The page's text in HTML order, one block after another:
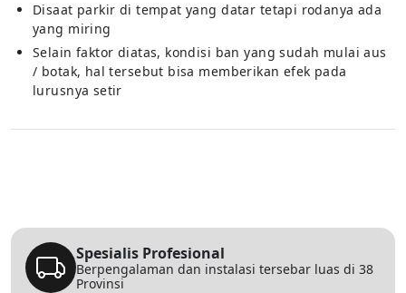
Disaat parkir di tempat yang datar tetapi rodanya ada
yang miring
Selain faktor diatas, kondisi ban yang sudah mulai aus
/ botak, hal tersebut bisa memberikan efek pada
lurusnya setir
Spesialis Profesional
Berpengalaman dan instalasi tersebar luas di 38
Provinsi